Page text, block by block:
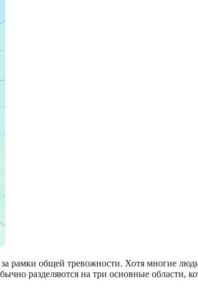
рамки общей тревожности. Хотя многие
разделяются на три основные области,